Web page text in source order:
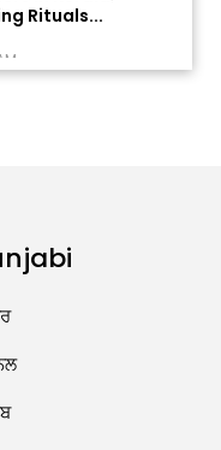
Medals on Day